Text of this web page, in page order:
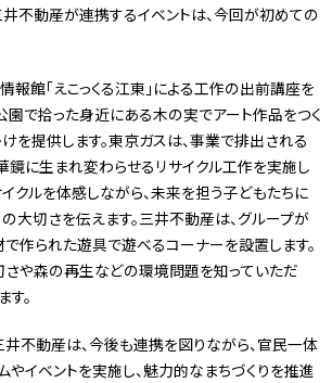
井不動産が連携するイベントは、今回が初めての
報館「えこっくる江東」による工作の出前講座を
園で拾った身近にある木の実でアート作品をつく
けを提供します。東京ガスは、事業で排出される
鏡に生まれ変わらせるリサイクル工作を実施し
イクルを体感しながら、未来を担う子どもたちに
大切さを伝えます。三井不動産は、グループが
作られた遊具で遊べるコーナーを設置します。
や森の再生などの環境問題を知っていただ
。
井不動産は、今後も連携を図りながら、官民一体
やイベントを実施し、魅力的なまちづくりを推進